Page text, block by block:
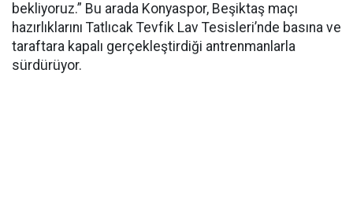
bekliyoruz.” Bu arada Konyaspor, Beşiktaş maçı
hazırlıklarını Tatlıcak Tevfik Lav Tesisleri’nde basına ve
taraftara kapalı gerçekleştirdiği antrenmanlarla
sürdürüyor.